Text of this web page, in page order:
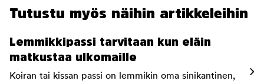
Tutustu myös näihin artikkeleihin
Lemmikkipassi tarvitaan kun eläin
matkustaa ulkomaille
Koiran tai kissan passi on lemmikin oma sinikantinen,